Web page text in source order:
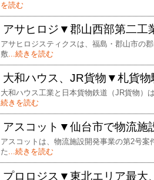
を読む
アサヒロジ▼郡山西部第二工
アサヒロジスティクスは、福島・郡山市の
敷...続きを読む
大和ハウス、JR貨物▼札貨物
大和ハウス工業と日本貨物鉄道（JR貨物）
続きを読む
アスコット▼仙台市で物流施
アスコットは、物流施設開発事業の第2号
た...続きを読む
プロロジス▼東北エリア最大